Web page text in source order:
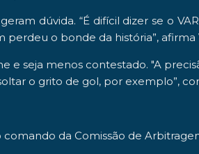
dúvida. “É difícil dizer se o
perdeu o bonde da história”, afirma
e seja menos contestado. "A
o grito de gol, por exemplo”,
comando da Comissão de